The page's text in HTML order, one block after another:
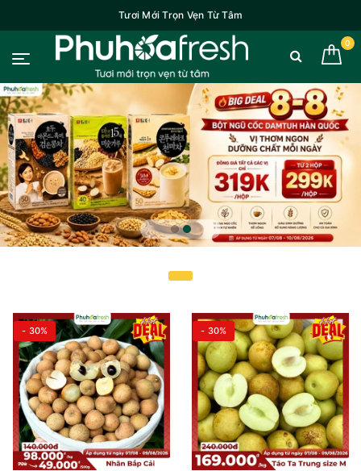
Tươi Mới Trọn Vẹn Từ Tâm
0
- 30% - 30%